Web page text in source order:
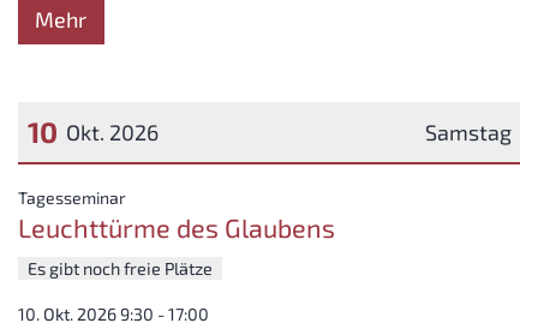
Mehr
Samstag
10 Okt. 2026
Datum: 10. Oktober 2026
Tagesseminar:
Leuchttürme des Glaubens
Es gibt noch freie Plätze
10. Okt. 2026 9:30 - 17:00